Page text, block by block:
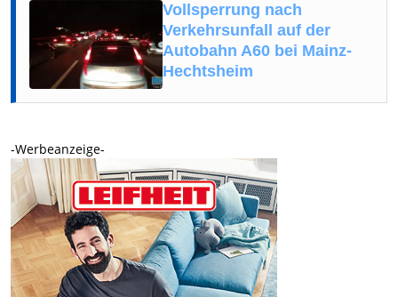
Vollsperrung nach
Verkehrsunfall auf der
Autobahn A60 bei Mainz-
Hechtsheim
-Werbeanzeige-